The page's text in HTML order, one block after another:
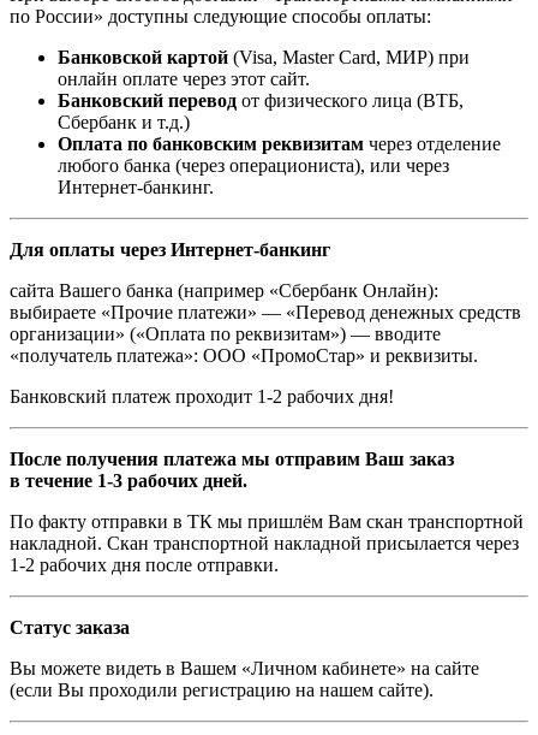
по России» доступны следующие способы оплаты:
Банковской картой (Visa, Master Card, МИР) при
онлайн оплате через этот сайт.
Банковский перевод от физического лица (ВТБ,
Сбербанк и т.д.)
Оплата по банковским реквизитам через отделение
любого банка (через операциониста), или через
Интернет-банкинг.
Для оплаты через Интернет-банкинг
сайта Вашего банка (например «Сбербанк Онлайн):
выбираете «Прочие платежи» — «Перевод денежных средств
организации» («Оплата по реквизитам») — вводите
«получатель платежа»: ООО «ПромоСтар» и реквизиты.
Банковский платеж проходит 1-2 рабочих дня!
После получения платежа мы отправим Ваш заказ
в течение 1-3 рабочих дней.
По факту отправки в ТК мы пришлём Вам скан транспортной
накладной. Скан транспортной накладной присылается через
1-2 рабочих дня после отправки.
Статус заказа
Вы можете видеть в Вашем «Личном кабинете» на сайте
(если Вы проходили регистрацию на нашем сайте).